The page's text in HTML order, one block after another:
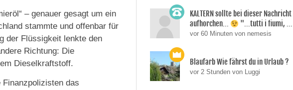
– genauer gesagt um ein
stammte und offenbar für
der Flüssigkeit lenkte den
Richtung: Die
Dieselkraftstoff.
das
KALTERN sollte bei dieser Nachricht
aufhorchen...
"...tutti i fiumi, ...
vor 60 Minuten von nemesis
Blaufarb Wie fährst du in Urlaub ?
vor 2 Stunden von Luggi